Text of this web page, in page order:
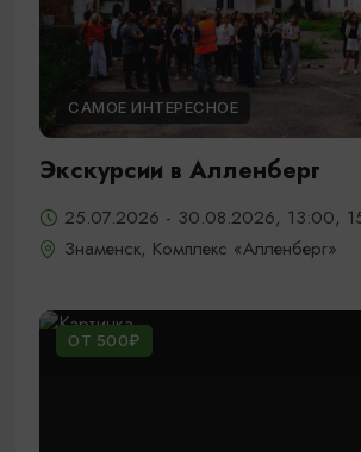
САМОЕ ИНТЕРЕСНОЕ
Экскурсии в Алленберг
25.07.2026 - 30.08.2026, 13:00,
Знаменск, Комплекс «Алленберг»
ОТ 500₽